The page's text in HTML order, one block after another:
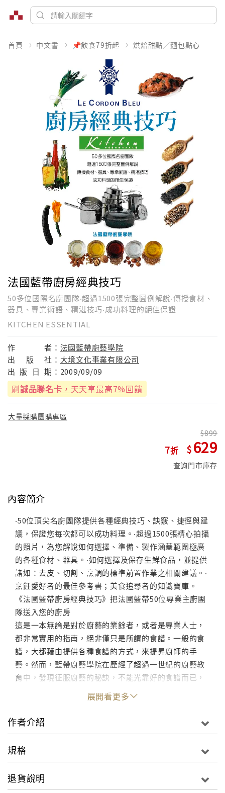
首頁 中文書 📌飲食79折起 烘焙甜點／麵包點心
法國藍帶廚房經典技巧
50多位國際名廚團隊‧超過1500張完整圖例解說‧傳授食材、
器具、專業術語、精湛技巧‧成功料理的絕佳保證
KITCHEN ESSENTIAL
作 者： 法國藍帶廚藝學院
出
版 社： 大境文化事業有限公司
出 版 日 期： 2009/09/09
刷誠品聯名卡 ，天天享最高7%回饋
大量採購團購專區
7
899
629
查詢門市庫存
內容簡介
‧50位頂尖名廚團隊提供各種經典技巧、訣竅、捷徑與建
議，保證您每次都可以成功料理。‧超過1500張精心拍攝
的照片，為您解說如何選擇、準備、製作涵蓋範圍極廣
的各種食材、器具。‧如何選擇及保存生鮮食品，並提供
諸如：去皮、切割、烹調的標準前置作業之相關建議。‧
烹飪愛好者的最佳參考書；美食追尋者的知識寶庫。
《法國藍帶廚房經典技巧》把法國藍帶50位專業主廚團
隊送入您的廚房
這是一本無論是對於廚藝的業餘者，或者是專業人士，
都非常實用的指南，絕非僅只是所謂的食譜。一般的食
譜，大都藉由提供各種食譜的方式，來提昇廚師的手
藝。然而，藍帶廚藝學院在歷經了超過一世紀的廚藝教
育中，發現征服廚藝的秘訣，不能光靠好的食譜而已，
更需仰賴廚師本身對於食材、技巧、過程皆具有深厚的
理解度與知識。食譜，不僅能引導人創造出令人愉悅的
美食，還可以豐富人們的身心，增進彼此間歡樂的情
誼。
理所當然。然而，如何檢視魚的鮮度，或如何選擇成熟
題。《法國藍帶廚房經典技巧》提供相關資訊，讓您能
展開看更多
作者介紹
規格
退貨說明